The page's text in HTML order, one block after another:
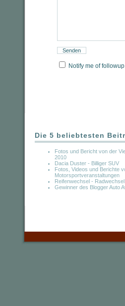
Notify me of
Die 5 beliebtesten
Fotos und Bericht von der
2010
Dacia Duster - Billiger SUV
Fotos, Videos und Berichte
Motorsportveranstaltungen
Reifenwechsel -
Gewinner des Blogger Auto